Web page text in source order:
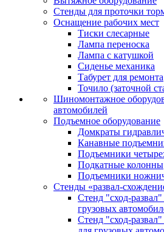
Стенды для проточки
Оснащение рабочих мест
Тиски слесарные
Лампа переноска
Лампа с катушкой
Сиденье механика
Табурет для ремонта
Точило (заточной
Шиномонтажное
автомобилей
Подъемное оборудование
Домкраты
Канавные
Подъемники
Подкатные колонны
Подъемники
Стенды «развал-
Стенд "сход-
грузовых
Стенд "сход-